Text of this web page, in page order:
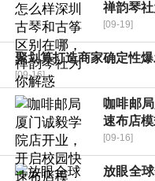
禅韵琴
[09-19]
聚划算打造商家确定性
[09-16]
咖啡邮
速布店模
[09-16]
放眼全